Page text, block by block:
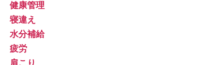
健康管理
寝違え
水分補給
疲労
肩こり